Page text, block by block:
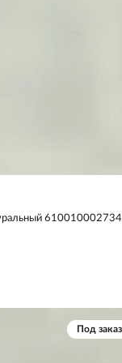
610010002734
Под заказ